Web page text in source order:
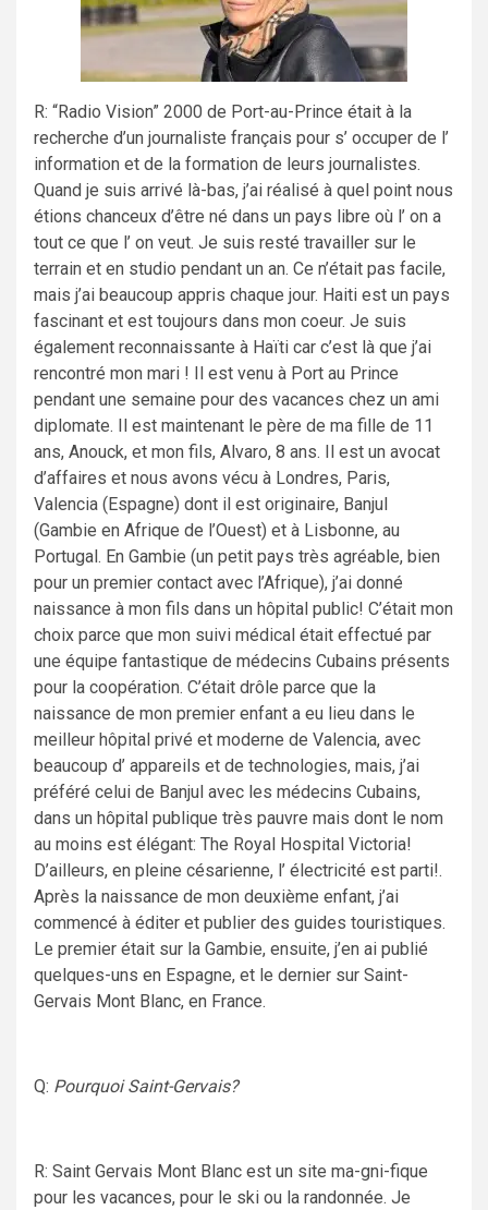
R: “Radio Vision” 2000 de Port-au-Prince était à la
recherche d’un journaliste français pour s’ occuper de l’
information et de la formation de leurs journalistes.
Quand je suis arrivé là-bas, j’ai réalisé à quel point nous
étions chanceux d’être né dans un pays libre où l’ on a
tout ce que l’ on veut. Je suis resté travailler sur le
terrain et en studio pendant un an. Ce n’était pas facile,
mais j’ai beaucoup appris chaque jour. Haiti est un pays
fascinant et est toujours dans mon coeur. Je suis
également reconnaissante à Haïti car c’est là que j’ai
rencontré mon mari ! Il est venu à Port au Prince
pendant une semaine pour des vacances chez un ami
diplomate. Il est maintenant le père de ma fille de 11
ans, Anouck, et mon fils, Alvaro, 8 ans. Il est un avocat
d’affaires et nous avons vécu à Londres, Paris,
Valencia (Espagne) dont il est originaire, Banjul
(Gambie en Afrique de l’Ouest) et à Lisbonne, au
Portugal. En Gambie (un petit pays très agréable, bien
pour un premier contact avec l’Afrique), j’ai donné
naissance à mon fils dans un hôpital public! C’était mon
choix parce que mon suivi médical était effectué par
une équipe fantastique de médecins Cubains présents
pour la coopération. C’était drôle parce que la
naissance de mon premier enfant a eu lieu dans le
meilleur hôpital privé et moderne de Valencia, avec
beaucoup d’ appareils et de technologies, mais, j’ai
préféré celui de Banjul avec les médecins Cubains,
dans un hôpital publique très pauvre mais dont le nom
au moins est élégant: The Royal Hospital Victoria!
D’ailleurs, en pleine césarienne, l’ électricité est parti!.
Après la naissance de mon deuxième enfant, j’ai
commencé à éditer et publier des guides touristiques.
Le premier était sur la Gambie, ensuite, j’en ai publié
quelques-uns en Espagne, et le dernier sur Saint-
Gervais Mont Blanc, en France.
Q: Pourquoi Saint-Gervais?
R: Saint Gervais Mont Blanc est un site ma-gni-fique
pour les vacances, pour le ski ou la randonnée. Je